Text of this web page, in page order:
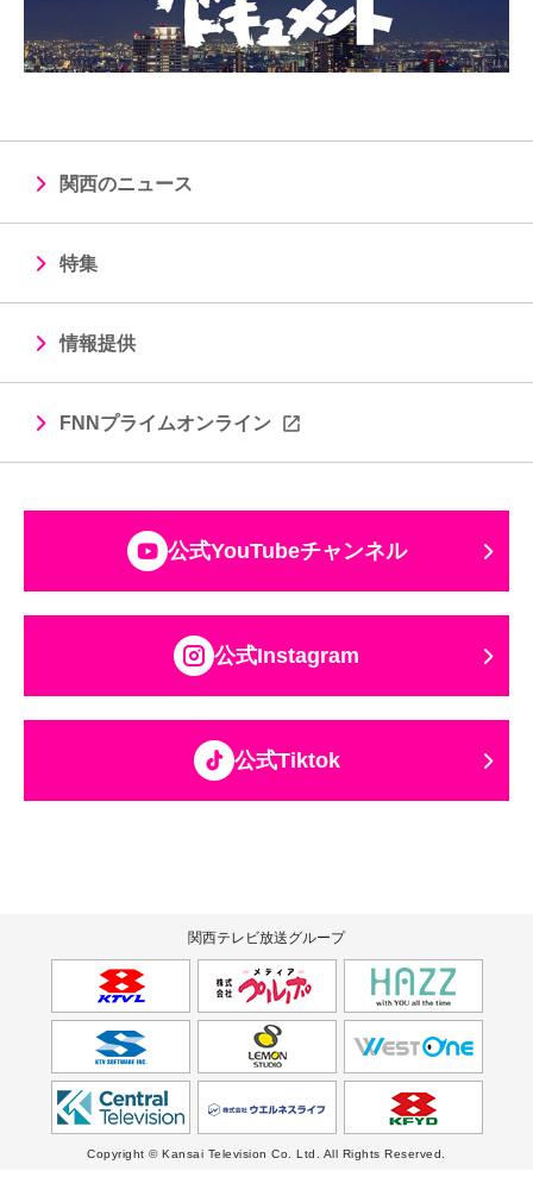
関西のニュース
特集
情報提供
FNNプライムオンライン
公式YouTubeチャンネル
公式Instagram
公式Tiktok
関西テレビ放送グループ
Copyright © Kansai Television Co. Ltd. All Rights Reserved.